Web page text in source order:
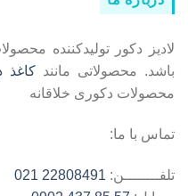
لادیز دکور تولیدکننده
باشد. محصولاتی مانند کاغذ
محصولات دکوری خلاقانه
تماس با ما:
تلفــــــــن: 22808491 021